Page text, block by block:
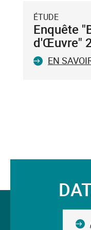
du
clavier.
Vous
ne
pouvez
clé
ÉTUDE
Enquête
d'Œuvre"
EN
Suivez-